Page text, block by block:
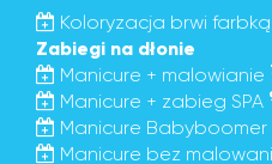
Koloryzacja brwi farbką
Zabiegi na dłonie
Manicure + malowianie
Manicure + zabieg SPA
Manicure Babyboomer
Manicure bez